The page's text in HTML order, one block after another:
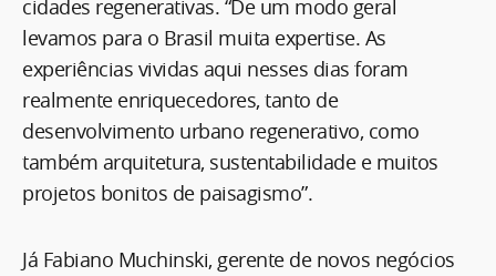
cidades regenerativas. “De um modo geral
levamos para o Brasil muita expertise. As
experiências vividas aqui nesses dias foram
realmente enriquecedores, tanto de
desenvolvimento urbano regenerativo, como
também arquitetura, sustentabilidade e muitos
projetos bonitos de paisagismo”.
Já Fabiano Muchinski, gerente de novos negócios